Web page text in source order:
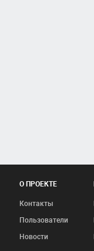
О ПРОЕКТЕ
Контакты
Пользователи
Новости